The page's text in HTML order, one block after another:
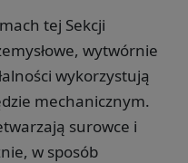
tej Sekcji
wytwórnie
wykorzystują
mechanicznym.
surowce i
w sposób